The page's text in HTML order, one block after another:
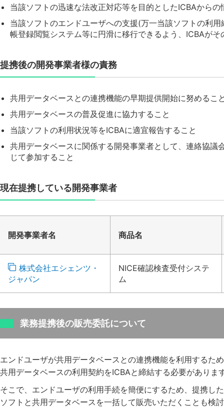
当該ソフトの迅速な法改正対応等を目的としたICBAからの
当該ソフトのエンドユーザへの支援(万一当該ソフトの利
帳登録閲覧システム等に円滑に移行できるよう、ICBAが
提携後の開発事業者様の責務
共用データベースとの連携機能の早期提供開始に努めるこ
共用データベースの普及促進に協力すること
当該ソフトの利用状況等をICBAに適宜報告すること
共用データベースに関係する開発事業者として、連絡協議
じて参加すること
現在提携している開発事業者
開発事業者名 商品名
株式会社エシェンツ・
ジャパン
NICE確認検査受付システ
ム
業務提携後の販売委託について
エンドユーザが共用データベースとの連携機能を利用するた
共用データベースの利用契約をICBAと締結する必要がありま
そこで、エンドユーザの利用手続を簡便にするため、提携し
ソフトと共用データベースを一括して販売いただくことも検